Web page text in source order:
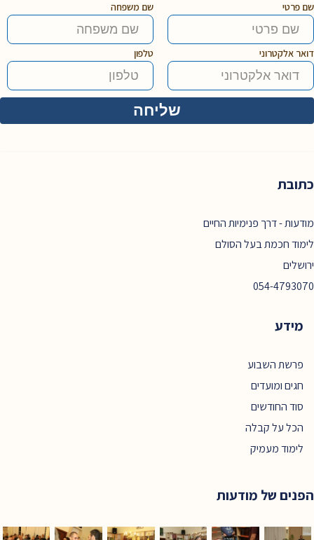
שם פרטי שם משפחה
דואר אלקטרוני טלפון
כתובת
מודעות - דרך פנימיות החיים
לימוד חכמת בעל הסולם
ירושלים
054-4793070
מידע
פרשת השבוע
חגים ומועדים
סוד החודשים
הכל על קבלה
לימוד מעמיק
הפנים של מודעות